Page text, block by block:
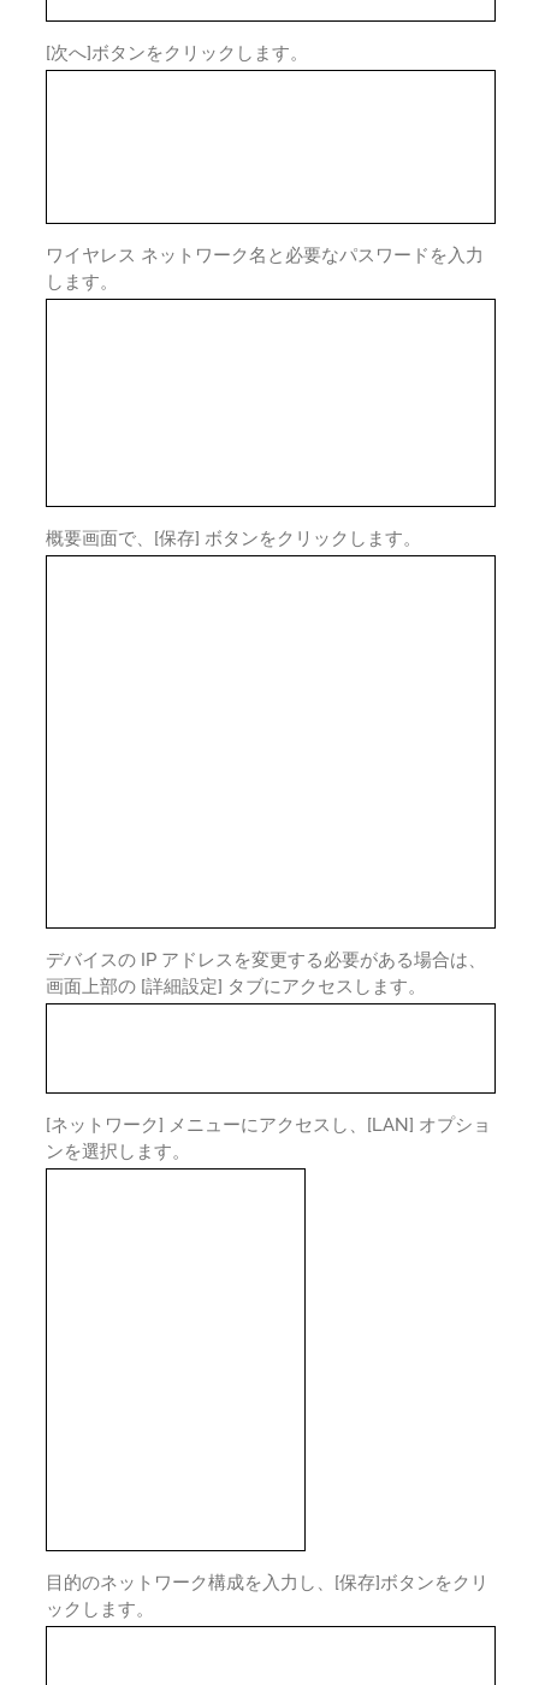
[次へ]ボタンをクリックします。
ワイヤレス ネットワーク名と必要なパスワードを入力
します。
概要画面で、[保存] ボタンをクリックします。
デバイスの IP アドレスを変更する必要がある場合は、
画面上部の [詳細設定] タブにアクセスします。
[ネットワーク] メニューにアクセスし、[LAN] オプショ
ンを選択します。
目的のネットワーク構成を入力し、[保存]ボタンをクリ
ックします。